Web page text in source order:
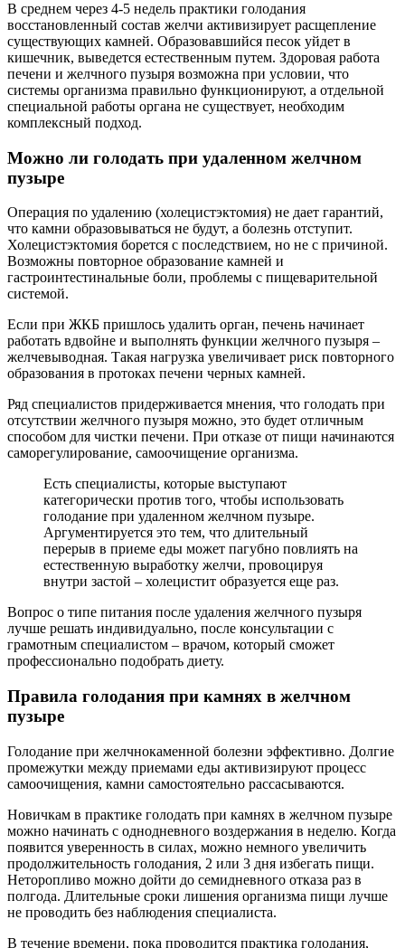
В среднем через 4-5 недель практики голодания
восстановленный состав желчи активизирует расщепление
существующих камней. Образовавшийся песок уйдет в
кишечник, выведется естественным путем. Здоровая работа
печени и желчного пузыря возможна при условии, что
системы организма правильно функционируют, а отдельной
специальной работы органа не существует, необходим
комплексный подход.
Можно ли голодать при удаленном желчном
пузыре
Операция по удалению (холецистэктомия) не дает гарантий,
что камни образовываться не будут, а болезнь отступит.
Холецистэктомия борется с последствием, но не с причиной.
Возможны повторное образование камней и
гастроинтестинальные боли, проблемы с пищеварительной
системой.
Если при ЖКБ пришлось удалить орган, печень начинает
работать вдвойне и выполнять функции желчного пузыря –
желчевыводная. Такая нагрузка увеличивает риск повторного
образования в протоках печени черных камней.
Ряд специалистов придерживается мнения, что голодать при
отсутствии желчного пузыря можно, это будет отличным
способом для чистки печени. При отказе от пищи начинаются
саморегулирование, самоочищение организма.
Есть специалисты, которые выступают
категорически против того, чтобы использовать
голодание при удаленном желчном пузыре.
Аргументируется это тем, что длительный
перерыв в приеме еды может пагубно повлиять на
естественную выработку желчи, провоцируя
внутри застой – холецистит образуется еще раз.
Вопрос о типе питания после удаления желчного пузыря
лучше решать индивидуально, после консультации с
грамотным специалистом – врачом, который сможет
профессионально подобрать диету.
Правила голодания при камнях в желчном
пузыре
Голодание при желчнокаменной болезни эффективно. Долгие
промежутки между приемами еды активизируют процесс
самоочищения, камни самостоятельно рассасываются.
Новичкам в практике голодать при камнях в желчном пузыре
можно начинать с однодневного воздержания в неделю. Когда
появится уверенность в силах, можно немного увеличить
продолжительность голодания, 2 или 3 дня избегать пищи.
Неторопливо можно дойти до семидневного отказа раз в
полгода. Длительные сроки лишения организма пищи лучше
не проводить без наблюдения специалиста.
В течение времени, пока проводится практика голодания,